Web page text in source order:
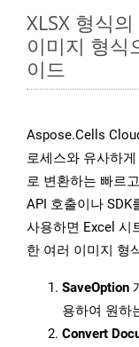
XLSX 형식
이미지 형식
이드
Aspose.Cells
로세스와 유사하
로 변환하는 빠르
API 호출이나
사용하면 Excel 시
한 여러 이미지 형
SaveOption
용하여 원하
Convert